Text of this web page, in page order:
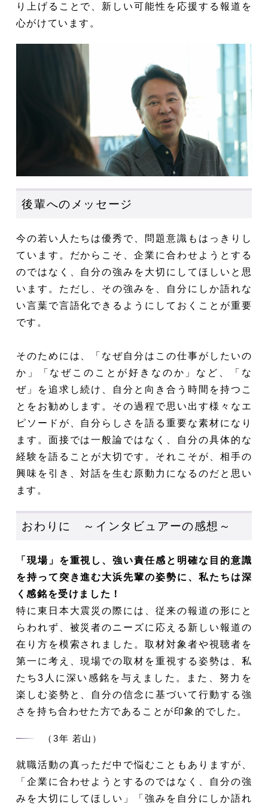
り上げることで、新しい可能性を応援する報道を
心がけています。
後輩へのメッセージ
今の若い人たちは優秀で、問題意識もはっきりし
ています。だからこそ、企業に合わせようとする
のではなく、自分の強みを大切にしてほしいと思
います。ただし、その強みを、自分にしか語れな
い言葉で言語化できるようにしておくことが重要
です。
そのためには、「なぜ自分はこの仕事がしたいの
か」「なぜこのことが好きなのか」など、「な
ぜ」を追求し続け、自分と向き合う時間を持つこ
とをお勧めします。その過程で思い出す様々なエ
ピソードが、自分らしさを語る重要な素材になり
ます。面接では一般論ではなく、自分の具体的な
経験を語ることが大切です。それこそが、相手の
興味を引き、対話を生む原動力になるのだと思い
ます。
おわりに ～インタビュアーの感想～
「現場」を重視し、強い責任感と明確な目的意識
を持って突き進む大浜先輩の姿勢に、私たちは深
く感銘を受けました！
特に東日本大震災の際には、従来の報道の形にと
らわれず、被災者のニーズに応える新しい報道の
在り方を模索されました。取材対象者や視聴者を
第一に考え、現場での取材を重視する姿勢は、私
たち3人に深い感銘を与えました。また、努力を
楽しむ姿勢と、自分の信念に基づいて行動する強
さを持ち合わせた方であることが印象的でした。
（3年 若山）
就職活動の真っただ中で悩むこともありますが、
「企業に合わせようとするのではなく、自分の強
みを大切にしてほしい」「強みを自分にしか語れ